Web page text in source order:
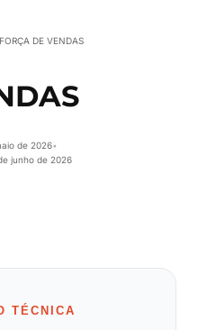
FORÇA DE VENDAS
de 2026•
junho de 2026
TÉCNICA